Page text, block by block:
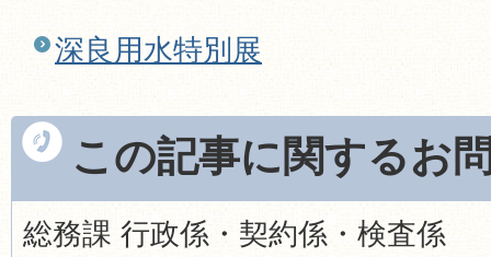
深良用水特別展
この記事に関するお
総務課 行政係・契約係・検査係